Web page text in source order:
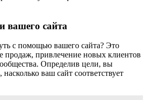
вашего сайта
с помощью вашего сайта? Это
продаж, привлечение новых клиентов
Определив цели, вы
ваш сайт соответствует